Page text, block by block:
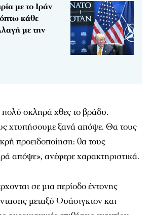
με το Ιράν
κάθε
με την
σκληρά χθες το βράδυ.
χτυπήσουμε ξανά απόψε. Θα τους
προειδοποίηση: θα τους
απόψε», ανέφερε χαρακτηριστικά.
σε μια περίοδο έντονης
μεταξύ Ουάσιγκτον και